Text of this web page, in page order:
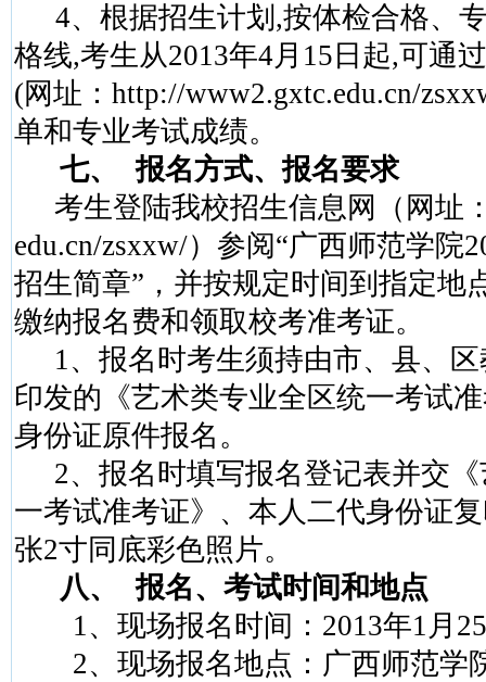
4、根据招生计划 ,按体检合格、
格线,考生从2013年4月 15 日 起,可通
(网址： http://www2.gxtc.edu.cn/
单和专业考试成绩。
七、
报名方式、报名要求
考生登陆我校招生信息网（网址
edu.cn/zsxxw/）参阅“广西师范学院
招生简章”，并按规定时间到指定地
缴纳报名费和领取校考准考证。
1、报名时考生须持由市、县、
印发的《艺术类专业全区统一考试
身份证原件报名。
2、报名时填写报名登记表并交
一考试准考证》、本人二代身份证
张2寸同底彩色照片。
八、
报名、考试时间和地点
1、现场报名时间： 2013年1 月 25
2、现场报名地点：广西师范学